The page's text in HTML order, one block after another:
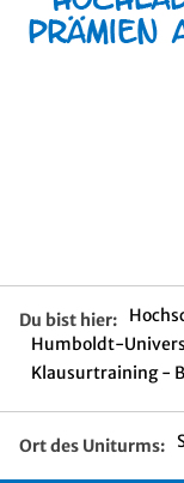
Du bist hier:
Humboldt-
Klausurtraining -
Ort des Uniturms: